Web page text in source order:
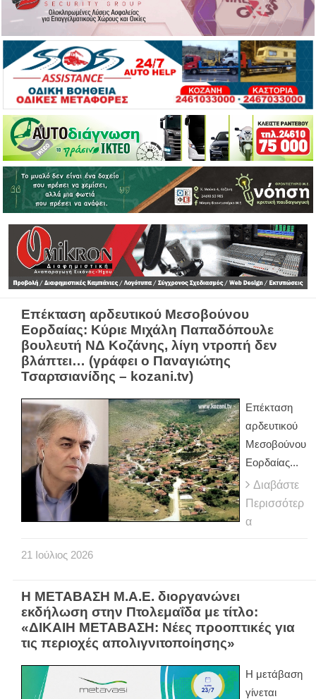
Επέκταση αρδευτικού Μεσοβούνου
Εορδαίας: Κύριε Μιχάλη Παπαδόπουλε
βουλευτή ΝΔ Κοζάνης, λίγη ντροπή δεν
βλάπτει… (γράφει ο Παναγιώτης
Τσαρτσιανίδης – kozani.tv)
Επέκταση
αρδευτικού
Μεσοβούνου
Εορδαίας...
Διαβάστε
Περισσότερ
α
21 Ιούλιος 2026
Η ΜΕΤΑΒΑΣΗ Μ.Α.Ε. διοργανώνει
εκδήλωση στην Πτολεμαΐδα με τίτλο:
«ΔΙΚΑΙΗ ΜΕΤΑΒΑΣΗ: Νέες προοπτικές για
τις περιοχές απολιγνιτοποίησης»
Η μετάβαση
γίνεται